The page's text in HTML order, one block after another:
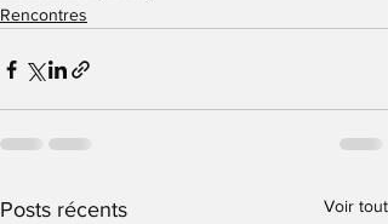
Rencontres
Posts récents Voir tout